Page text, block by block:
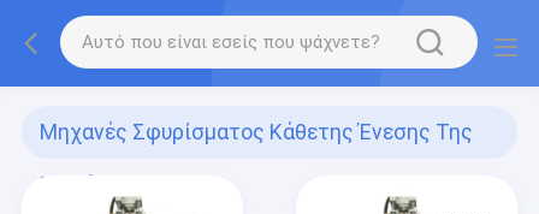
Μηχανές Σφυρίσματος Κάθετης Ένεσης Της
Σειράς Pt-Dm